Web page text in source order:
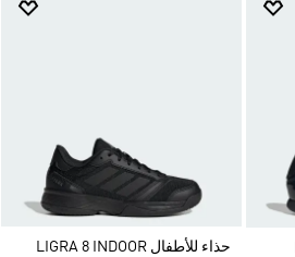
حذاء للأطفال LIGRA 8 INDOOR